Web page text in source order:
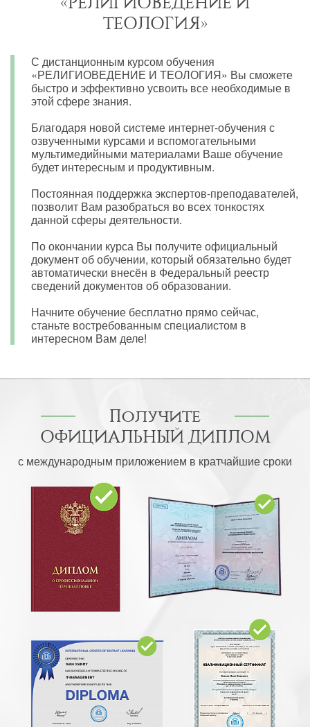
ТЕОЛОГИЯ»
С дистанционным курсом обучения
«РЕЛИГИОВЕДЕНИЕ И ТЕОЛОГИЯ» Вы сможете
быстро и эффективно усвоить все необходимые в
этой сфере знания.
Благодаря новой системе интернет-обучения с
озвученными курсами и вспомогательными
мультимедийными материалами Ваше обучение
будет интересным и продуктивным.
Постоянная поддержка экспертов-преподавателей,
позволит Вам разобраться во всех тонкостях
данной сферы деятельности.
По окончании курса Вы получите официальный
документ об обучении, который обязательно будет
автоматически внесён в Федеральный реестр
сведений документов об образовании.
Начните обучение бесплатно прямо сейчас,
станьте востребованным специалистом в
интересном Вам деле!
Получите
ОФИЦИАЛЬНЫЙ ДИПЛОМ
с международным приложением в кратчайшие сроки